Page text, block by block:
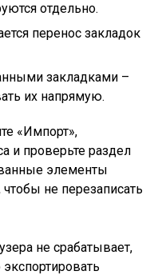
отдельно.
перенос закладок
закладками –
их напрямую.
«Импорт»,
и проверьте раздел
элементы
не перезаписать
не срабатывает,